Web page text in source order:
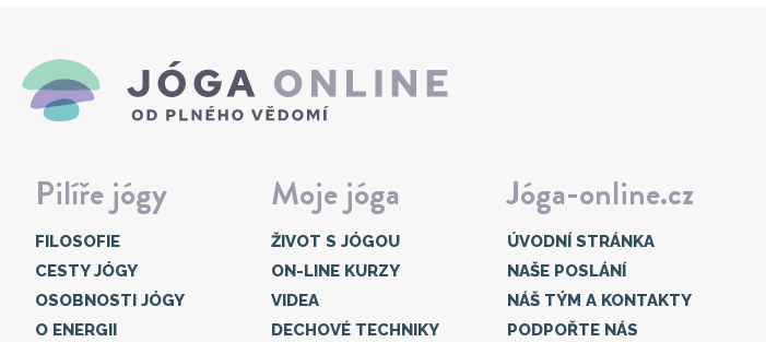
Pilíře jógy
FILOSOFIE
CESTY JÓGY
OSOBNOSTI JÓGY
O ENERGII
Moje jóga
ŽIVOT S JÓGOU
ON-LINE KURZY
VIDEA
DECHOVÉ TECHNIKY
Jóga-online.cz
ÚVODNÍ STRÁNKA
NAŠE POSLÁNÍ
NÁŠ TÝM A KONTAKTY
PODPOŘTE NÁS